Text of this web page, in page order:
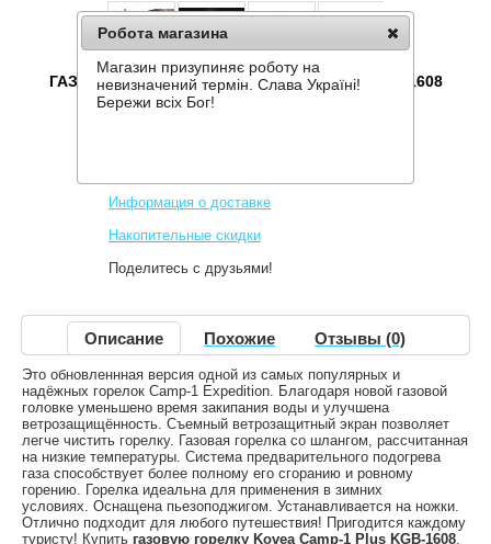
ГАЗОВАЯ ГОРЕЛКА KOVEA CAMP-1 PLUS KGB-1608
Информация о доставке
Накопительные скидки
Поделитесь с друзьями!
Описание Похожие Отзывы (0)
Это обновленнная версия одной из самых популярных и
надёжных горелок Camp-1 Expedition. Благодаря новой газовой
головке уменьшено время закипания воды и улучшена
ветрозащищённость. Съемный ветрозащитный экран позволяет
легче чистить горелку. Газовая горелка со шлангом, рассчитанная
на низкие температуры. Система предварительного подогрева
газа способствует более полному его сгоранию и ровному
горению. Горелка идеальна для применения в зимних
условиях. Оснащена пьезоподжигом. Устанавливается на ножки.
Отлично подходит для любого путешествия! Пригодится каждому
туристу! Купить газовую горелку Kovea Camp-1 Plus KGB-1608,
Робота магазина
Магазин призупиняє роботу на
невизначений термін. Слава Україні!
Бережи всіх Бог!